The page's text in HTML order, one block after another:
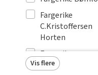
Fargerike
C.Kristoffersen
Horten
Fargerike
Christensen
Vis flere